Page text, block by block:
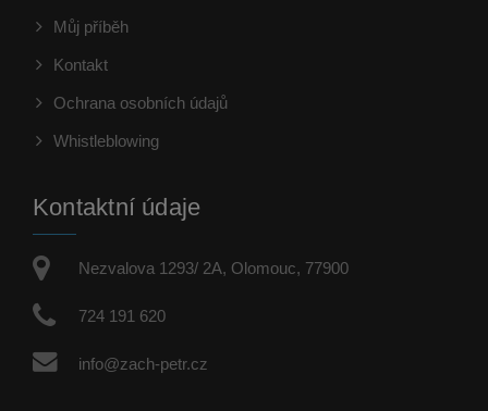
Můj příběh
Kontakt
Ochrana osobních údajů
Whistleblowing
Kontaktní údaje
Nezvalova 1293/ 2A, Olomouc, 77900
724 191 620
info@zach-petr.cz